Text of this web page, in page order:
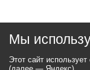
Мы
Этот сайт